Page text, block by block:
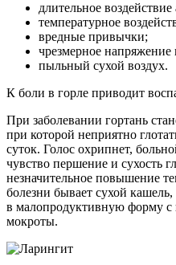
длительное воздействие
температурное
вредные привычки;
чрезмерное напряжение
пыльный сухой воздух.
К боли в горле приводит
При заболевании гортань
при которой неприятно
суток. Голос охрипнет,
чувство першение и сухость
незначительное повышение
болезни бывает сухой
в малопродуктивную форму с
мокроты.